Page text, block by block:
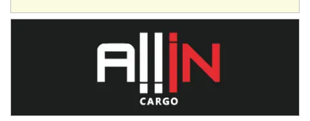
El Cerro (Tierra)
Juventud Unida (Tierra)